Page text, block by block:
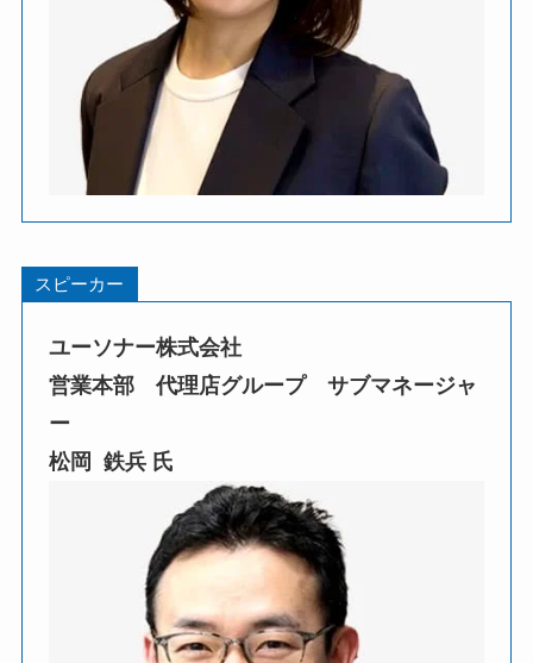
スピーカー
ユーソナー株式会社
営業本部 代理店グループ サブマネージャ
ー
松岡 鉄兵 氏